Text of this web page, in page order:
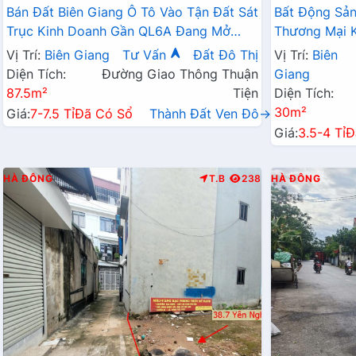
Bán Đất Biên Giang Ô Tô Vào Tận Đất Sát
Trục Kinh Doanh Gần QL6A Đang Mở
Rộng
Vị Trí: Biên Giang Tư Vấn
Đất Đô Thị
Diện Tích:
87.5m²
Đường Giao Thông Thuận
Tiện
Giá:7-7.5 TỉĐã Có Sổ Thành Đất Ven Đô→
Bất Động
Thương Mại
Tận Cửa
Vị Trí: Biên
Giang
Diện Tích:
30m²
Giá:3.5-4 Tỉ
HÀ ĐÔNG T.B 238 HÀ ĐÔNG